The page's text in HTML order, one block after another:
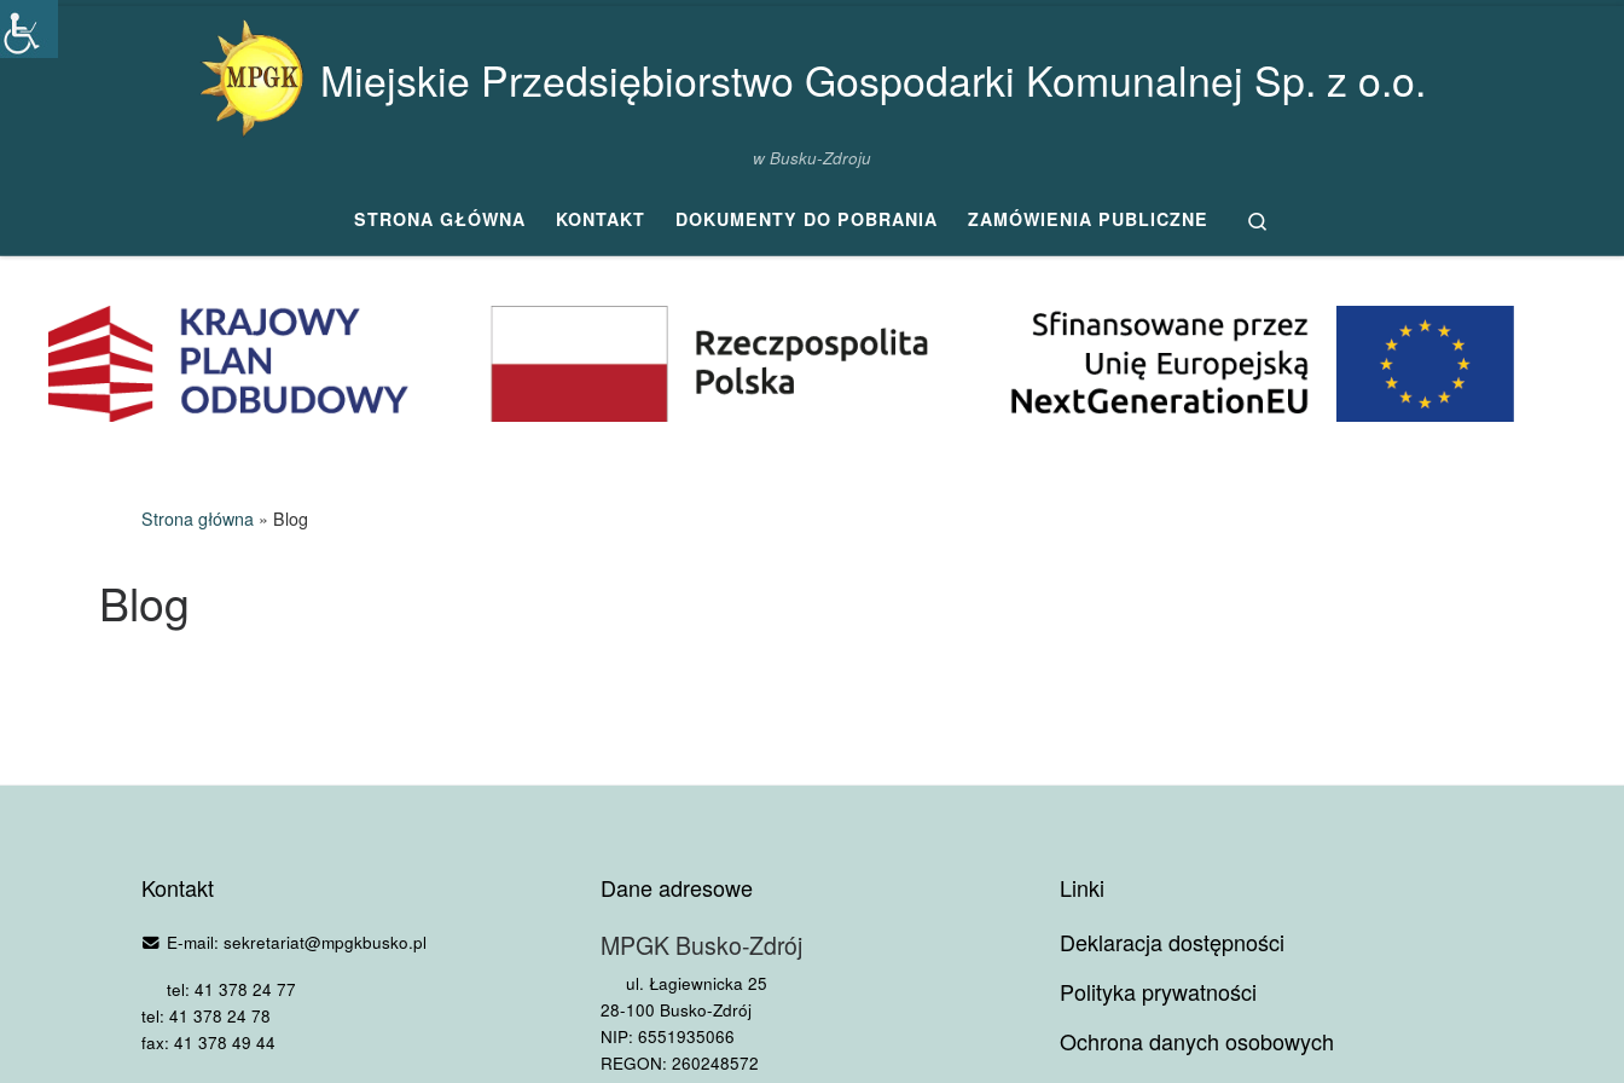
Przejdź do treści
Miejskie Przedsiębiorstwo Gospodarki Komunalnej Sp. z o.o.
w Busku-Zdroju
STRONA GŁÓWNA KONTAKT DOKUMENTY DO POBRANIA ZAMÓWIENIA PUBLICZNE
Strona główna » Blog
Blog
Kontakt
E-mail: sekretariat@mpgkbusko.pl
tel: 41 378 24 77
tel: 41 378 24 78
fax: 41 378 49 44
Dane adresowe
MPGK Busko-Zdrój
ul. Łagiewnicka 25
28-100 Busko-Zdrój
NIP: 6551935066
REGON: 260248572
Linki
Deklaracja dostępności
Polityka prywatności
Ochrona danych osobowych